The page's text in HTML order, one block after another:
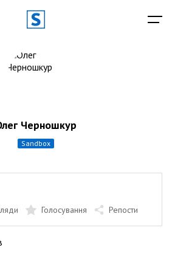
Черношкур
sandbox
Голосування Репости